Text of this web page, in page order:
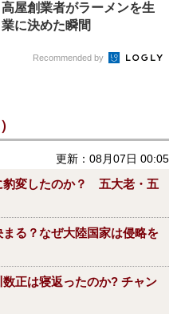
高屋創業者がラーメンを生
業に決めた瞬間
Recommended by
更新：08月07日 00:05
豹変したのか？ 五大老・五
る？なぜ大陸国家は侵略を
正は寝返ったのか? チャン